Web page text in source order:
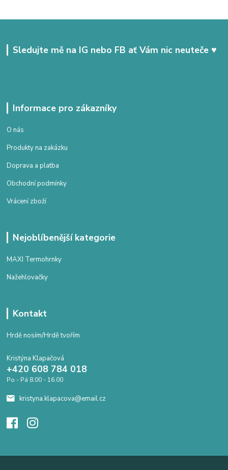
Sledujte mě na IG nebo FB ať Vám nic neuteče ♥
Informace pro zákazníky
O nás
Produkty na zakázku
Doprava a platba
Obchodní podmínky
Vrácení zboží
Nejoblíbenější kategorie
MAXI Termohrnky
Nažehlovačky
Kontakt
Hrdě nosím/Hrdě tvořím
Kristýna Klapačová
+420 608 784 018
Po - Pá 8.00 - 16.00
kristyna.klapacova@email.cz